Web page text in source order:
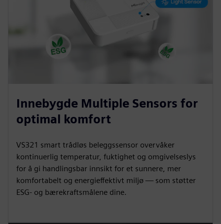
Innebygde Multiple Sensors for
optimal komfort
VS321 smart trådløs beleggssensor overvåker
kontinuerlig temperatur, fuktighet og omgivelseslys
for å gi handlingsbar innsikt for et sunnere, mer
komfortabelt og energieffektivt miljø — som støtter
ESG- og bærekraftsmålene dine.